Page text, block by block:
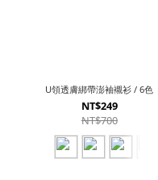
U領透膚綁帶澎袖襯衫 / 6色
NT$249
NT$700